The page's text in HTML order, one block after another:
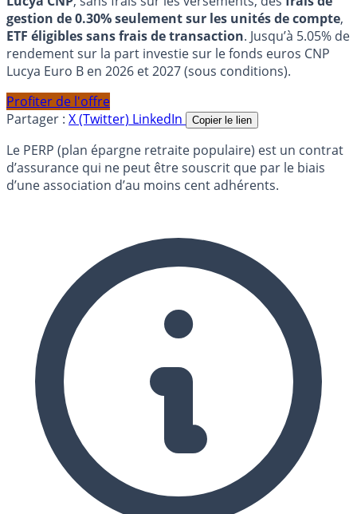
gestion de 0.30% seulement sur les unités de compte,
ETF éligibles sans frais de transaction. Jusqu’à 5.05% de
rendement sur la part investie sur le fonds euros CNP
Lucya Euro B en 2026 et 2027 (sous conditions).
Profiter de l'offre
Partager : X (Twitter) LinkedIn Copier le lien
Le PERP (plan épargne retraite populaire) est un contrat
d’assurance qui ne peut être souscrit que par le biais
d’une association d’au moins cent adhérents.